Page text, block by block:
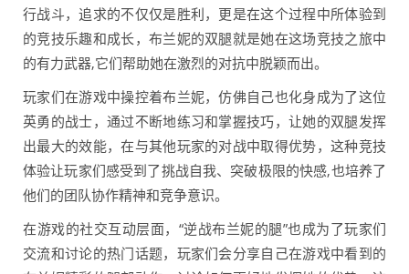
行战斗，追求的不仅仅是胜利，更是在这个过程中所体验到
的竞技乐趣和成长，布兰妮的双腿就是她在这场竞技之旅中
的有力武器,它们帮助她在激烈的对抗中脱颖而出。
玩家们在游戏中操控着布兰妮，仿佛自己也化身成为了这位
英勇的战士，通过不断地练习和掌握技巧，让她的双腿发挥
出最大的效能，在与其他玩家的对战中取得优势，这种竞技
体验让玩家们感受到了挑战自我、突破极限的快感,也培养了
他们的团队协作精神和竞争意识。
在游戏的社交互动层面，“逆战布兰妮的腿”也成为了玩家们
交流和讨论的热门话题，玩家们会分享自己在游戏中看到的